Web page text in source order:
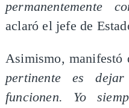
permanentemente
aclaró el jefe de
Asimismo, manifestó
pertinente es
funcionen. Yo